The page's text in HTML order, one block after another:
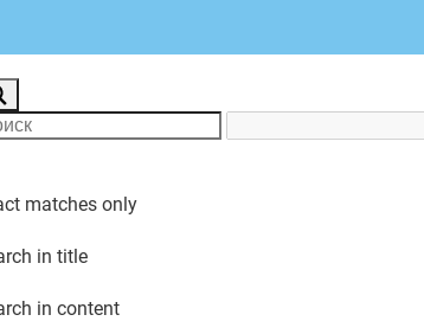
matches only
in title
in content